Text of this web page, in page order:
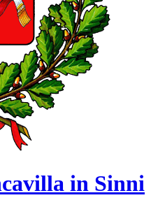
in Sinni